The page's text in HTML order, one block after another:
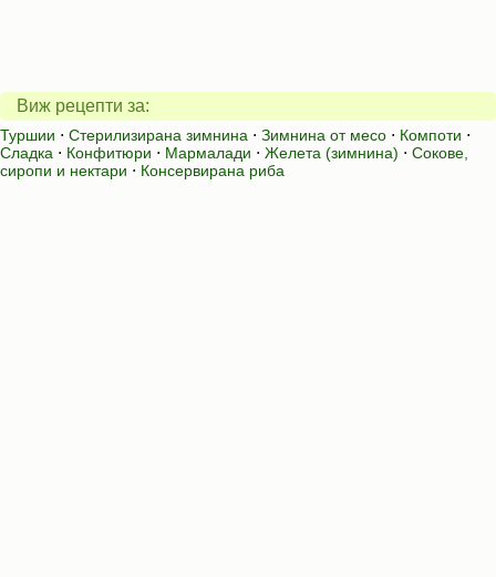
Виж рецепти за:
Туршии ⋅ Стерилизирана зимнина ⋅ Зимнина от месо ⋅ Компоти ⋅
Сладка ⋅ Конфитюри ⋅ Мармалади ⋅ Желета (зимнина) ⋅ Сокове,
сиропи и нектари ⋅ Консервирана риба